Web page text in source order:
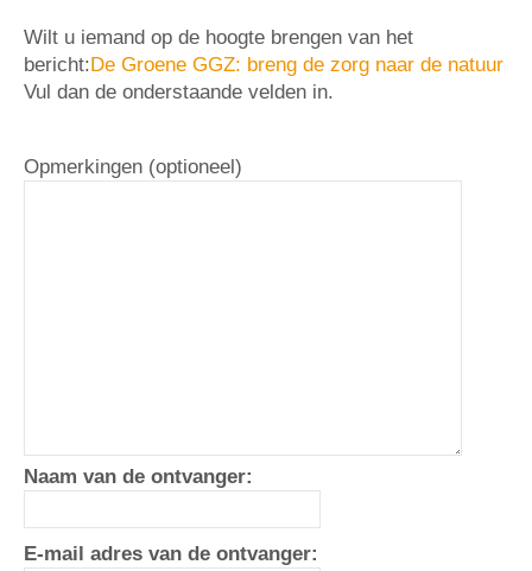
Wilt u iemand op de hoogte brengen van het
bericht:De Groene GGZ: breng de zorg naar de natuur
Vul dan de onderstaande velden in.
Opmerkingen (optioneel)
Naam van de ontvanger:
E-mail adres van de ontvanger: